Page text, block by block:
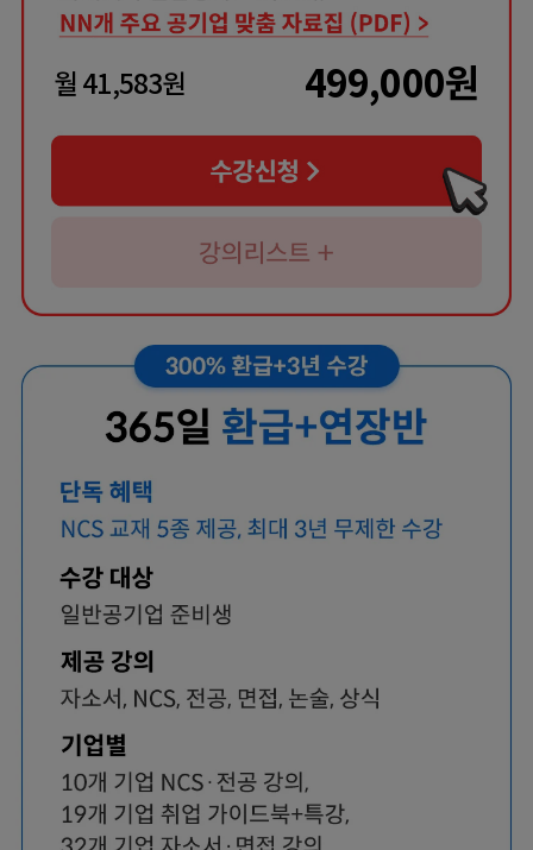
월 41,583원 499,000원